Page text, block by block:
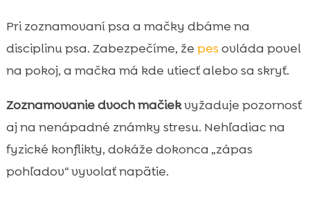
Pri zoznamovaní psa a mačky dbáme na
disciplinu psa. Zabezpečíme, že pes ovláda povel
na pokoj, a mačka má kde utiecť alebo sa skryť.
Zoznamovanie dvoch mačiekvyžaduje pozornosť
aj na nenápadné známky stresu. Nehľadiac na
fyzické konflikty, dokáže dokonca „zápas
pohľadov“ vyvolať napätie.